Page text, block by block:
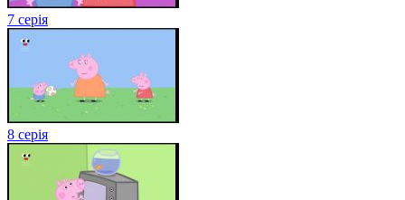
7 серія
8 серія